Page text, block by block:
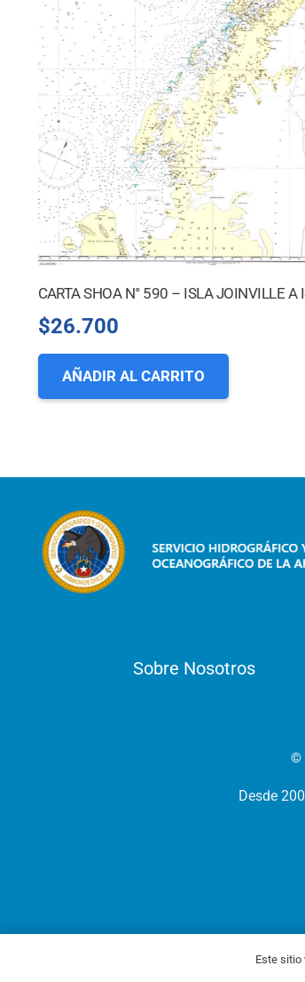
$26.700
AÑADIR AL CARRITO
Sobre Nosotros
©
Desde
Este sitio